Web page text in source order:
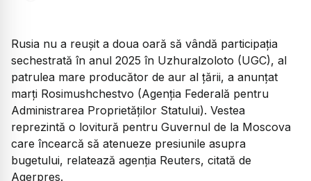
Rusia nu a reușit a doua oară să vândă participația
sechestrată în anul 2025 în Uzhuralzoloto (UGC), al
patrulea mare producător de aur al ţării, a anunțat
marți Rosimushchestvo (Agenţia Federală pentru
Administrarea Proprietăţilor Statului). Vestea
reprezintă o lovitură pentru Guvernul de la Moscova
care încearcă să atenueze presiunile asupra
bugetului, relatează agenția Reuters, citată de
Agerpres.